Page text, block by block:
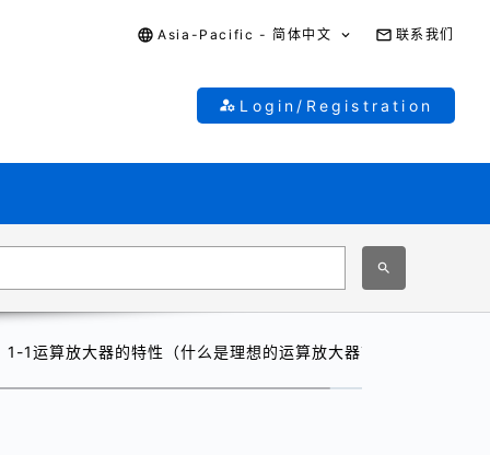
Asia-Pacific - 简体中文 联系我们
Login/Registration
1-1运算放大器的特性（什么是理想的运算放大器？）